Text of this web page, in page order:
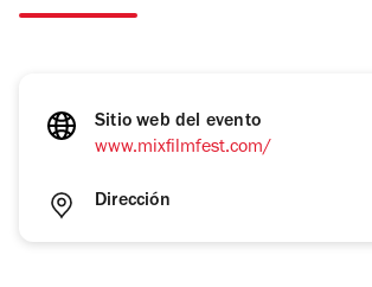
Sitio web del evento
www.mixfilmfest.com/
Dirección